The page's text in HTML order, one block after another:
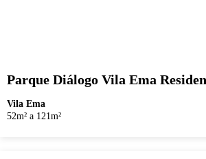
Parque Diálogo Vila Ema
Vila Ema
52m² a 121m²